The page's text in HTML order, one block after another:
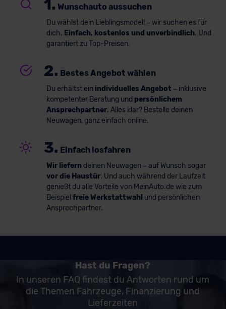
1. Wunschauto aussuchen
Du wählst dein Lieblingsmodell – wir suchen es für
dich. Einfach, kostenlos und unverbindlich. Und
garantiert zu Top-Preisen.
2. Bestes Angebot wählen
Du erhältst ein individuelles Angebot – inklusive
kompetenter Beratung und persönlichem
Ansprechpartner. Alles klar? Bestelle deinen
Neuwagen, ganz einfach online.
3. Einfach losfahren
Wir liefern deinen Neuwagen – auf Wunsch sogar
vor die Haustür. Und auch während der Laufzeit
genießt du alle Vorteile von MeinAuto.de wie zum
Beispiel freie Werkstattwahl und persönlichen
Ansprechpartner.
Hast du Fragen?
In unseren FAQ findest du Antworten rund um
die Themen Fahrzeuge, Finanzierung und
Lieferzeiten